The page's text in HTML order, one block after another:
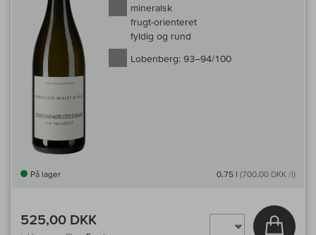
mineralsk
frugt-orienteret
fyldig og rund
Lobenberg: 93–94/100
På lager 0,75 l (700,00 DKK /l)
525,00 DKK Læg i